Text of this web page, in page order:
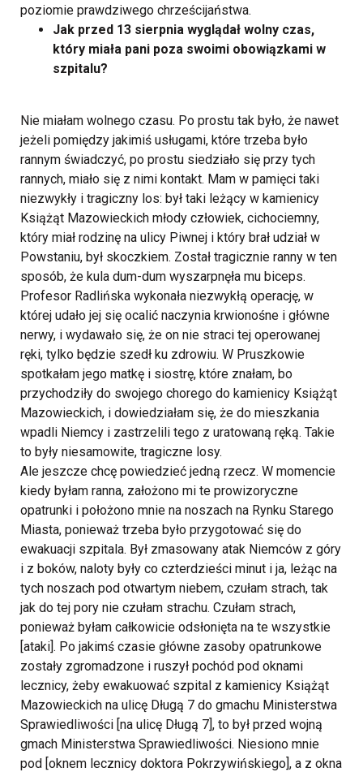
poziomie prawdziwego chrześcijaństwa.
Jak przed 13 sierpnia wyglądał wolny czas,
który miała pani poza swoimi obowiązkami w
szpitalu?
Nie miałam wolnego czasu. Po prostu tak było, że nawet
jeżeli pomiędzy jakimiś usługami, które trzeba było
rannym świadczyć, po prostu siedziało się przy tych
rannych, miało się z nimi kontakt. Mam w pamięci taki
niezwykły i tragiczny los: był taki leżący w kamienicy
Książąt Mazowieckich młody człowiek, cichociemny,
który miał rodzinę na ulicy Piwnej i który brał udział w
Powstaniu, był skoczkiem. Został tragicznie ranny w ten
sposób, że kula dum-dum wyszarpnęła mu biceps.
Profesor Radlińska wykonała niezwykłą operację, w
której udało jej się ocalić naczynia krwionośne i główne
nerwy, i wydawało się, że on nie straci tej operowanej
ręki, tylko będzie szedł ku zdrowiu. W Pruszkowie
spotkałam jego matkę i siostrę, które znałam, bo
przychodziły do swojego chorego do kamienicy Książąt
Mazowieckich, i dowiedziałam się, że do mieszkania
wpadli Niemcy i zastrzelili tego z uratowaną ręką. Takie
to były niesamowite, tragiczne losy.
Ale jeszcze chcę powiedzieć jedną rzecz. W momencie
kiedy byłam ranna, założono mi te prowizoryczne
opatrunki i położono mnie na noszach na Rynku Starego
Miasta, ponieważ trzeba było przygotować się do
ewakuacji szpitala. Był zmasowany atak Niemców z góry
i z boków, naloty były co czterdzieści minut i ja, leżąc na
tych noszach pod otwartym niebem, czułam strach, tak
jak do tej pory nie czułam strachu. Czułam strach,
ponieważ byłam całkowicie odsłonięta na te wszystkie
[ataki]. Po jakimś czasie główne zasoby opatrunkowe
zostały zgromadzone i ruszył pochód pod oknami
lecznicy, żeby ewakuować szpital z kamienicy Książąt
Mazowieckich na ulicę Długą 7 do gmachu Ministerstwa
Sprawiedliwości [na ulicę Długą 7], to był przed wojną
gmach Ministerstwa Sprawiedliwości. Niesiono mnie
pod [oknem lecznicy doktora Pokrzywińskiego], a z okna